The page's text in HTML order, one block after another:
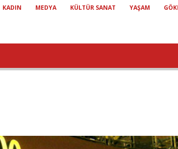
KADIN MEDYA KÜLTÜR SANAT YAŞAM